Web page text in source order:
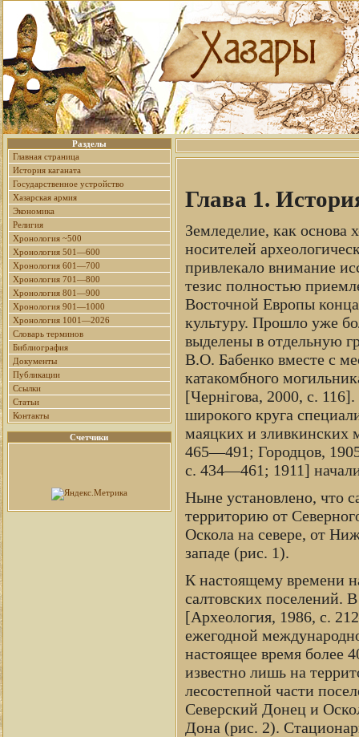
Разделы
Главная страница
История каганата
Государственное устройство
Хазарская армия
Экономика
Религия
Хронология ~500
Хронология 501—600
Хронология 601—700
Хронология 701—800
Хронология 801—900
Хронология 901—1000
Хронология 1001—2026
Словарь терминов
Библиография
Документы
Публикации
Ссылки
Статьи
Контакты
Счетчики
Глава 1.
Земледелие, как основа
носителей
привлекало внимание
тезис полностью
Восточной Европы
культуру. Прошло уже
выделены в отдельную
В.О. Бабенко вместе с
катакомбного
[Чернігова, 2000, с.
широкого круга
маяцких и зливкинских
465—491; Городцов,
с. 434—461; 1911]
Ныне установлено, что
территорию от
Оскола на севере, от
западе (рис. 1).
К настоящему времени
салтовских поселений.
[Археология, 1986, с.
ежегодной
настоящее время более
известно лишь на
лесостепной части
Северский Донец и
Дона (рис. 2).